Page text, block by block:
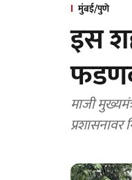
मुंबई/पुणे
इस
माजी